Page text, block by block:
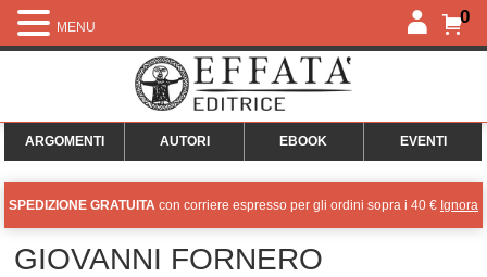
0
ARGOMENTI AUTORI EBOOK EVENTI
SPEDIZIONE GRATUITA con corriere espresso per gli ordini sopra i 40 € Ignora
GIOVANNI FORNERO
MENU